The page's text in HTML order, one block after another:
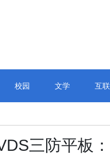
校园 文学 互
三防平板